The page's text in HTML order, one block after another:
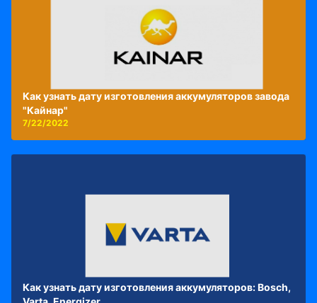
Как узнать дату изготовления аккумуляторов завода
"Кайнар"
7/22/2022
Как узнать дату изготовления аккумуляторов: Bosch,